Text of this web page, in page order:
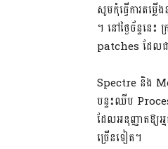
សូមកុំធ្វើការតម្
។ នៅថ្ងៃច័ន្ទនេ
patches ដែលជ
Spectre និង
បន្ទះឈីប
ដែលអនុញ្ញាតឱ្យ
ច្រើនទៀត។